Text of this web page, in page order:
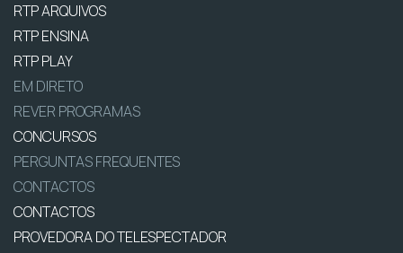
RTP ARQUIVOS
RTP ENSINA
RTP PLAY
EM DIRETO
REVER PROGRAMAS
CONCURSOS
PERGUNTAS FREQUENTES
CONTACTOS
CONTACTOS
PROVEDORA DO TELESPECTADOR